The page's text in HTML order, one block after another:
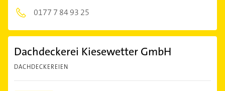
0177 7 84 93 25
Dachdeckerei Kiesewetter GmbH
DACHDECKEREIEN